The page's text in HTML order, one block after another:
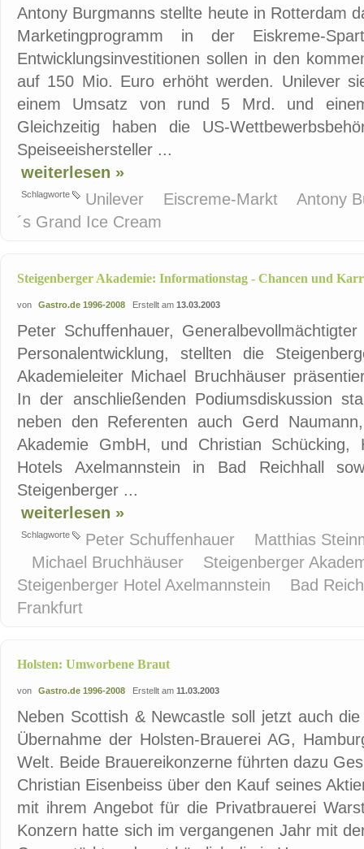
Antony Burgmanns stellte heute in Rotterdam
Marketingprogramm in der Eiskreme-
Entwicklungsinvestitionen sollen in den
auf 150 Mio. Euro erhöht werden. Unilever
einem Umsatz von rund 5 Mrd. und
Gleichzeitig haben die US-
Speiseeishersteller ...
weiterlesen »
Schlagworte Unilever Eiscreme-Markt
Antony
´s Grand Ice Cream
Steigenberger Akademie: Informationstag - Chancen und
von Gastro.de 1996-2008 Erstellt am 13.03.2003
Peter Schuffenhauer,
Personalentwicklung, stellten die
Akademieleiter Michael Bruchhäuser
In der anschließenden Podiumsdiskussion
neben den Referenten auch Gerd
Akademie GmbH, und Christian Schücking,
Hotels Axelmannstein in Bad Reichhall
Steigenberger ...
weiterlesen »
Schlagworte Peter Schuffenhauer
Matthias
Michael Bruchhäuser
Steigenberger
Steigenberger Hotel Axelmannstein
Bad
Frankfurt
Holsten: Umworbene Braut
von Gastro.de 1996-2008 Erstellt am 11.03.2003
Neben Scottish & Newcastle soll jetzt auch
Übernahme der Holsten-Brauerei AG,
Welt. Beide Brauereikonzerne führten dazu
Christian Eisenbeiss über den Kauf seines
mit ihrem Angebot für die Privatbrauerei
Konzern hatte sich im vergangenen Jahr mit